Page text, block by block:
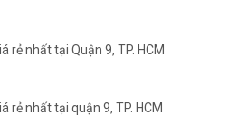
rẻ nhất tại Quận 9, TP. HCM
rẻ nhất tại quận 9, TP. HCM